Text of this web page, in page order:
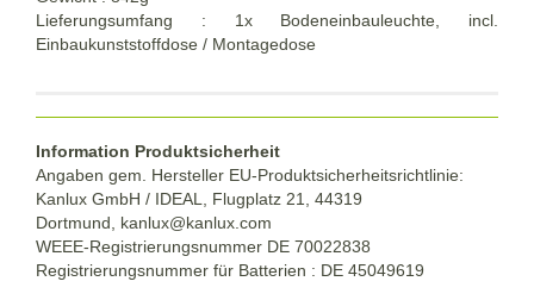
Lieferungsumfang : 1x Bodeneinbauleuchte, incl.
Einbaukunststoffdose / Montagedose
Information Produktsicherheit
Angaben gem. Hersteller EU-Produktsicherheitsrichtlinie:
Kanlux GmbH / IDEAL, Flugplatz 21, 44319
Dortmund, kanlux@kanlux.com
WEEE-Registrierungsnummer DE 70022838
Registrierungsnummer für Batterien : DE 45049619